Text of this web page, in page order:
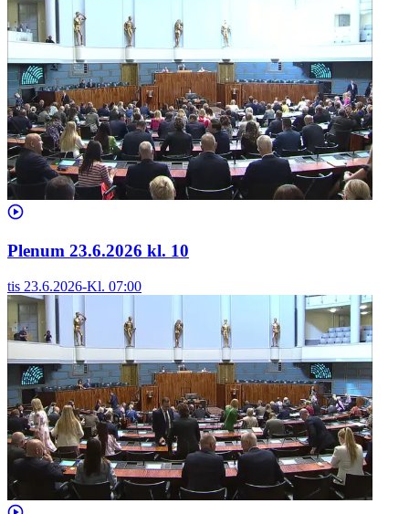
Plenum 23.6.2026 kl. 10
tis 23.6.2026-Kl. 07:00